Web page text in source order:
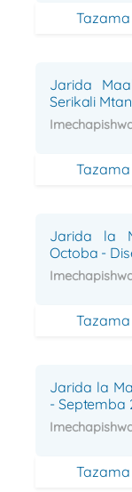
Tazama
Jarida
Serikali
Tazama
Jarida la
Octoba -
Tazama
Jarida la
- Septemba
Tazama